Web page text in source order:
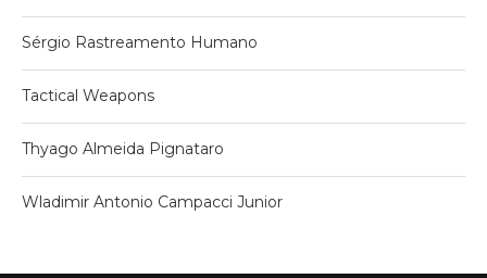
Sérgio Rastreamento Humano
Tactical Weapons
Thyago Almeida Pignataro
Wladimir Antonio Campacci Junior